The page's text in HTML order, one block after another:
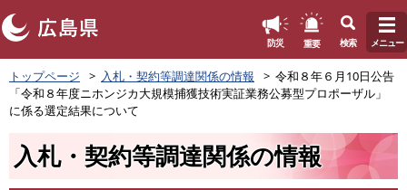
ペ
ー
の
防災 重要 検索 メニュー
トップページ 入札・契約等調達関係の情報
令和８年６月10日公告
「令和８年度ニホンジカ大規模捕獲技術実証業務公募型プロポーザル」
に係る選定結果について
入札・契約等調達関係の情報